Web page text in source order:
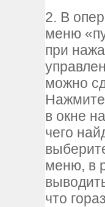
2. В
меню
при
можно
в окне
чего
меню, в
что